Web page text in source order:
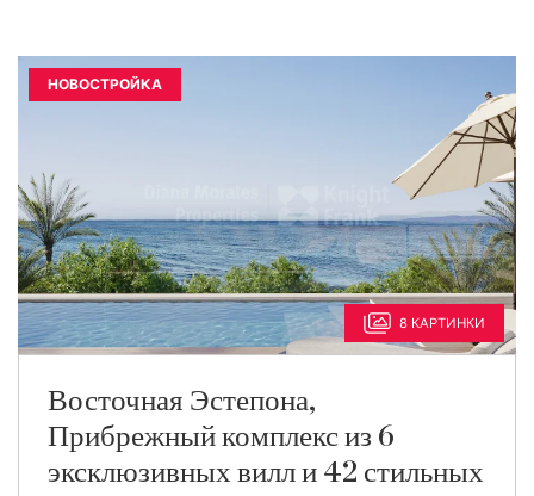
НОВОСТРОЙКА
8 КАРТИНКИ
Восточная Эстепона,
Прибрежный комплекс из 6
эксклюзивных вилл и 42 стильных